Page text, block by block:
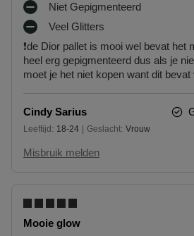
❗de Dior pallet is mooi wel bevat het
heel erg gepigmenteerd dus als je
moet je het niet kopen want dit bevat
I
N
P
U
N
T
E
N
M
I
N
P
T
E
N
Niet Gepigmenteerd
M
I
N
P
T
E
Veel Glitters
Cindy Sarius
Leeftijd
18 tot 24 18-24 Geslacht Vrouw
Misbruik melden
Mooie glow